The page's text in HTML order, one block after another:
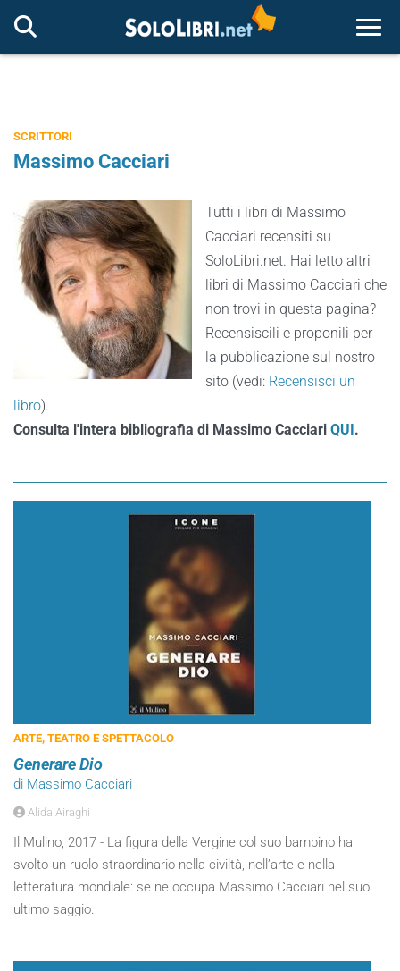
SCRITTORI
Massimo Cacciari
Tutti i libri di Massimo
Cacciari recensiti su
SoloLibri.net. Hai letto altri
libri di Massimo Cacciari che
non trovi in questa pagina?
Recensiscili e proponili per
la pubblicazione sul nostro
sito (vedi: Recensisci un
libro).
Consulta l'intera bibliografia di Massimo Cacciari QUI.
ARTE, TEATRO E SPETTACOLO
Generare Dio
di Massimo Cacciari
Alida Airaghi
Il Mulino, 2017 - La figura della Vergine col suo bambino ha
svolto un ruolo straordinario nella civiltà, nell’arte e nella
letteratura mondiale: se ne occupa Massimo Cacciari nel suo
ultimo saggio.